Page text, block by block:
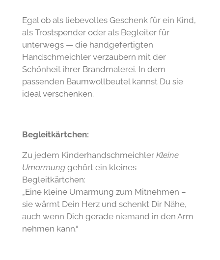
Egal ob als liebevolles Geschenk für ein Kind,
als Trostspender oder als Begleiter für
unterwegs — die handgefertigten
Handschmeichler verzaubern mit der
Schönheit ihrer Brandmalerei. In dem
passenden Baumwollbeutel kannst Du sie
ideal verschenken.
Begleitkärtchen:
Zu jedem Kinderhandschmeichler Kleine
Umarmunggehört ein kleines
Begleitkärtchen:
„Eine kleine Umarmung zum Mitnehmen –
sie wärmt Dein Herz und schenkt Dir Nähe,
auch wenn Dich gerade niemand in den Arm
nehmen kann.“